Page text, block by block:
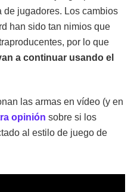
de jugadores. Los cambios
han sido tan nimios que
por lo que
a continuar usando el
las armas en vídeo (y en
opinión sobre si los
al estilo de juego de